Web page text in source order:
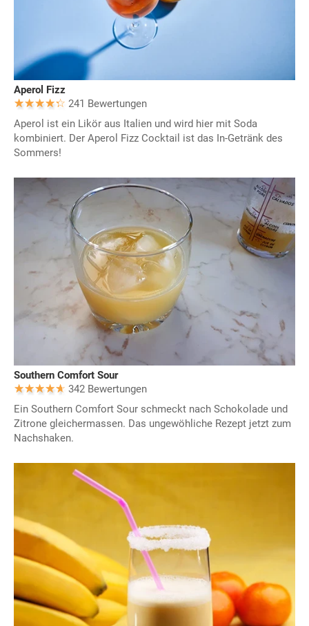
Aperol Fizz
241 Bewertungen
Aperol ist ein Likör aus Italien und wird hier mit Soda
kombiniert. Der Aperol Fizz Cocktail ist das In-Getränk des
Sommers!
Southern Comfort Sour
342 Bewertungen
Ein Southern Comfort Sour schmeckt nach Schokolade und
Zitrone gleichermassen. Das ungewöhliche Rezept jetzt zum
Nachshaken.